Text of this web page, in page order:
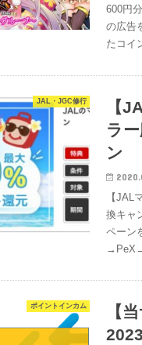
600円
の広告
たコイ
JAL・JGC修行
【
ラ
ン
【JAL
換キャ
ペーン
ポイントインカム
【